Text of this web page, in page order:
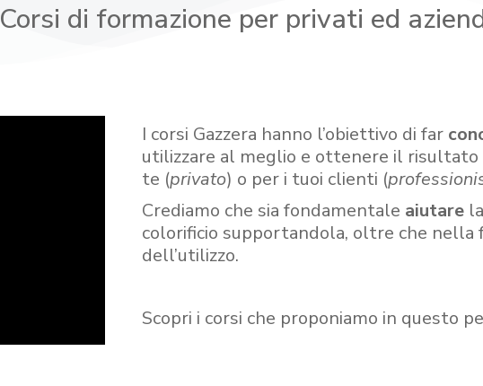
Corsi di formazione per privati ed
I corsi Gazzera hanno l’obiettivo di far
utilizzare al meglio e ottenere il
te (privato) o per i tuoi clienti (
Crediamo che sia fondamentale aiutare
colorificio supportandola, oltre che nella
dell’utilizzo.
Scopri i corsi che proponiamo in questo